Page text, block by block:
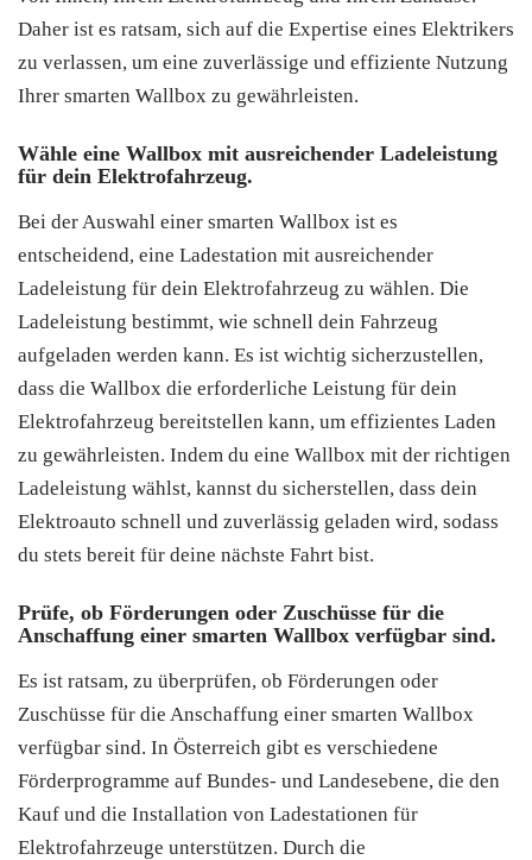
Daher ist es ratsam, sich auf die Expertise eines Elektrikers
zu verlassen, um eine zuverlässige und effiziente Nutzung
Ihrer smarten Wallbox zu gewährleisten.
Wähle eine Wallbox mit ausreichender Ladeleistung
für dein Elektrofahrzeug.
Bei der Auswahl einer smarten Wallbox ist es
entscheidend, eine Ladestation mit ausreichender
Ladeleistung für dein Elektrofahrzeug zu wählen. Die
Ladeleistung bestimmt, wie schnell dein Fahrzeug
aufgeladen werden kann. Es ist wichtig sicherzustellen,
dass die Wallbox die erforderliche Leistung für dein
Elektrofahrzeug bereitstellen kann, um effizientes Laden
zu gewährleisten. Indem du eine Wallbox mit der richtigen
Ladeleistung wählst, kannst du sicherstellen, dass dein
Elektroauto schnell und zuverlässig geladen wird, sodass
du stets bereit für deine nächste Fahrt bist.
Prüfe, ob Förderungen oder Zuschüsse für die
Anschaffung einer smarten Wallbox verfügbar sind.
Es ist ratsam, zu überprüfen, ob Förderungen oder
Zuschüsse für die Anschaffung einer smarten Wallbox
verfügbar sind. In Österreich gibt es verschiedene
Förderprogramme auf Bundes- und Landesebene, die den
Kauf und die Installation von Ladestationen für
Elektrofahrzeuge unterstützen. Durch die